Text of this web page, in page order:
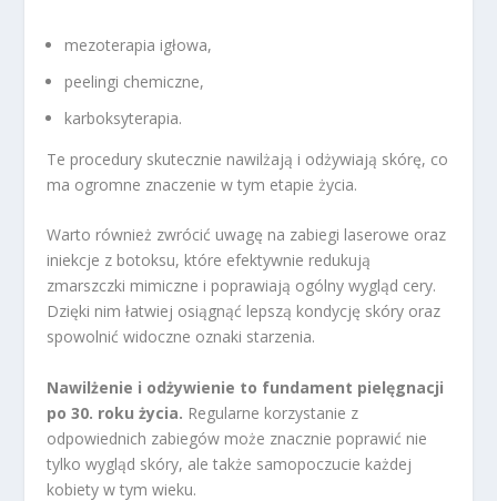
mezoterapia igłowa,
peelingi chemiczne,
karboksyterapia.
Te procedury skutecznie nawilżają i odżywiają skórę, co
ma ogromne znaczenie w tym etapie życia.
Warto również zwrócić uwagę na zabiegi laserowe oraz
iniekcje z botoksu, które efektywnie redukują
zmarszczki mimiczne i poprawiają ogólny wygląd cery.
Dzięki nim łatwiej osiągnąć lepszą kondycję skóry oraz
spowolnić widoczne oznaki starzenia.
Nawilżenie i odżywienie to fundament pielęgnacji
po 30. roku życia. Regularne korzystanie z
odpowiednich zabiegów może znacznie poprawić nie
tylko wygląd skóry, ale także samopoczucie każdej
kobiety w tym wieku.